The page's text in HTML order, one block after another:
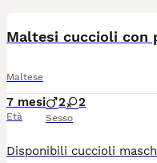
Maltesi cuccioli con
Maltese
7 mesi
Età
2 2
Sesso